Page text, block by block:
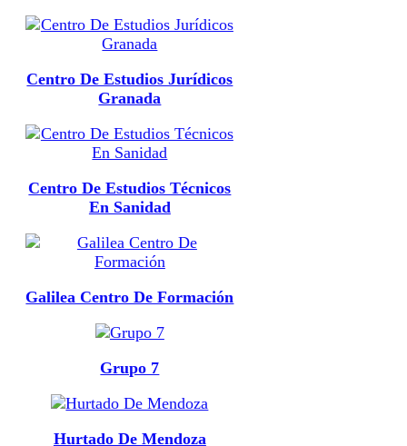
Centro De Estudios Jurídicos
Granada
Centro De Estudios Técnicos
En Sanidad
Galilea Centro De Formación
Grupo 7
Hurtado De Mendoza